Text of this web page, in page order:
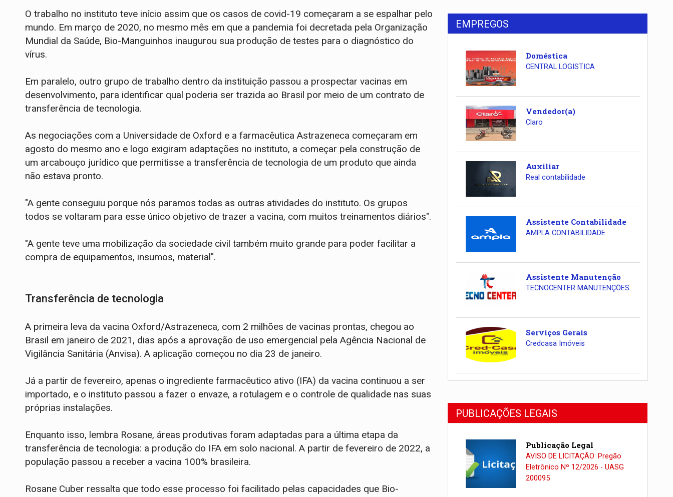
O trabalho no instituto teve início assim que os casos de covid-19 começaram a se espalhar pelo
mundo. Em março de 2020, no mesmo mês em que a pandemia foi decretada pela Organização
Mundial da Saúde, Bio-Manguinhos inaugurou sua produção de testes para o diagnóstico do
vírus.
Em paralelo, outro grupo de trabalho dentro da instituição passou a prospectar vacinas em
desenvolvimento, para identificar qual poderia ser trazida ao Brasil por meio de um contrato de
transferência de tecnologia.
As negociações com a Universidade de Oxford e a farmacêutica Astrazeneca começaram em
agosto do mesmo ano e logo exigiram adaptações no instituto, a começar pela construção de
um arcabouço jurídico que permitisse a transferência de tecnologia de um produto que ainda
não estava pronto.
"A gente conseguiu porque nós paramos todas as outras atividades do instituto. Os grupos
todos se voltaram para esse único objetivo de trazer a vacina, com muitos treinamentos diários".
"A gente teve uma mobilização da sociedade civil também muito grande para poder facilitar a
compra de equipamentos, insumos, material".
Transferência de tecnologia
A primeira leva da vacina Oxford/Astrazeneca, com 2 milhões de vacinas prontas, chegou ao
Brasil em janeiro de 2021, dias após a aprovação de uso emergencial pela Agência Nacional de
Vigilância Sanitária (Anvisa). A aplicação começou no dia 23 de janeiro.
Já a partir de fevereiro, apenas o ingrediente farmacêutico ativo (IFA) da vacina continuou a ser
importado, e o instituto passou a fazer o envaze, a rotulagem e o controle de qualidade nas suas
próprias instalações.
Enquanto isso, lembra Rosane, áreas produtivas foram adaptadas para a última etapa da
transferência de tecnologia: a produção do IFA em solo nacional. A partir de fevereiro de 2022, a
população passou a receber a vacina 100% brasileira.
Rosane Cuber ressalta que todo esse processo foi facilitado pelas capacidades que Bio-
EMPREGOS
Doméstica
CENTRAL LOGISTICA
Vendedor(a)
Claro
Auxiliar
Real contabilidade
Assistente Contabilidade
AMPLA CONTABILIDADE
Assistente Manutenção
TECNOCENTER MANUTENÇÕES
Serviços Gerais
Credcasa Imóveis
PUBLICAÇÕES LEGAIS
Publicação Legal
AVISO DE LICITAÇÃO: Pregão
Eletrônico Nº 12/2026 - UASG
200095